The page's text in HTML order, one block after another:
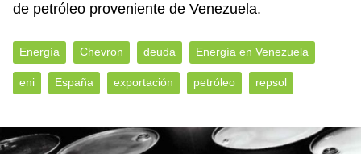
de petróleo proveniente de Venezuela.
Energía Chevron deuda Energía en Venezuela
eni España exportación petróleo repsol